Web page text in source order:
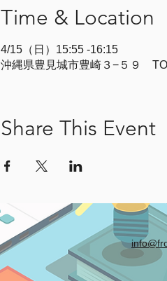
Time & Location
4/15（日）15:55 -16:15
沖縄県豊見城市豊崎３−５９
Share This Event